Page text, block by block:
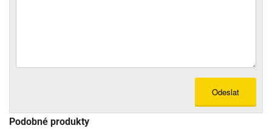
Odeslat
Podobné produkty